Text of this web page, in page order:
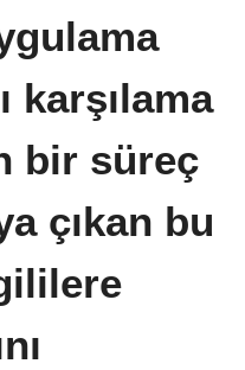
karşılama
bir süreç
çıkan bu